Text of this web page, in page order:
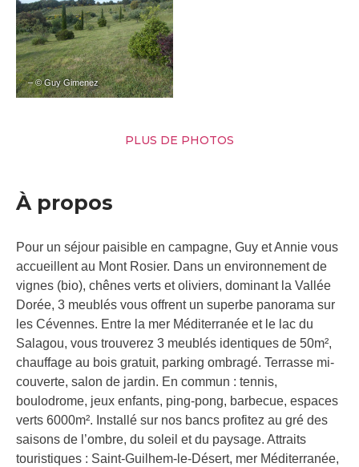
– © Guy Gimenez
PLUS DE PHOTOS
À propos
Pour un séjour paisible en campagne, Guy et Annie vous
accueillent au Mont Rosier. Dans un environnement de
vignes (bio), chênes verts et oliviers, dominant la Vallée
Dorée, 3 meublés vous offrent un superbe panorama sur
les Cévennes. Entre la mer Méditerranée et le lac du
Salagou, vous trouverez 3 meublés identiques de 50m²,
chauffage au bois gratuit, parking ombragé. Terrasse mi-
couverte, salon de jardin. En commun : tennis,
boulodrome, jeux enfants, ping-pong, barbecue, espaces
verts 6000m². Installé sur nos bancs profitez au gré des
saisons de l’ombre, du soleil et du paysage. Attraits
touristiques : Saint-Guilhem-le-Désert, mer Méditerranée,